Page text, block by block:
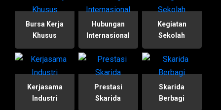
Bursa Kerja
Khusus
Hubungan
Internasional
Kegiatan
Sekolah
Kerjasama
Industri
Prestasi
Skarida
Skarida
Berbagi